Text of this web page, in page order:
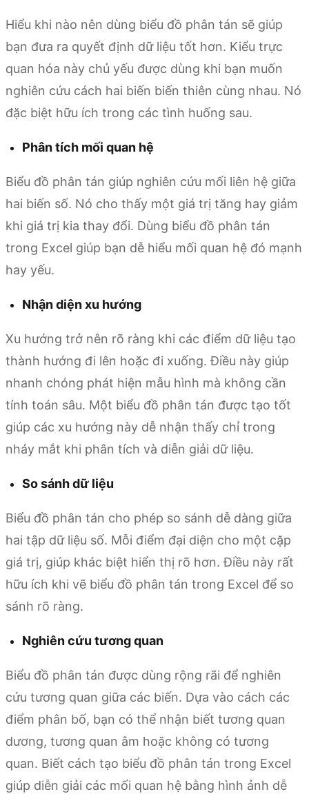
Hiểu khi nào nên dùng biểu đồ phân tán sẽ giúp
bạn đưa ra quyết định dữ liệu tốt hơn. Kiểu trực
quan hóa này chủ yếu được dùng khi bạn muốn
nghiên cứu cách hai biến biến thiên cùng nhau. Nó
đặc biệt hữu ích trong các tình huống sau.
Phân tích mối quan hệ
Biểu đồ phân tán giúp nghiên cứu mối liên hệ giữa
hai biến số. Nó cho thấy một giá trị tăng hay giảm
khi giá trị kia thay đổi. Dùng biểu đồ phân tán
trong Excel giúp bạn dễ hiểu mối quan hệ đó mạnh
hay yếu.
Nhận diện xu hướng
Xu hướng trở nên rõ ràng khi các điểm dữ liệu tạo
thành hướng đi lên hoặc đi xuống. Điều này giúp
nhanh chóng phát hiện mẫu hình mà không cần
tính toán sâu. Một biểu đồ phân tán được tạo tốt
giúp các xu hướng này dễ nhận thấy chỉ trong
nháy mắt khi phân tích và diễn giải dữ liệu.
So sánh dữ liệu
Biểu đồ phân tán cho phép so sánh dễ dàng giữa
hai tập dữ liệu số. Mỗi điểm đại diện cho một cặp
giá trị, giúp khác biệt hiển thị rõ hơn. Điều này rất
hữu ích khi vẽ biểu đồ phân tán trong Excel để so
sánh rõ ràng.
Nghiên cứu tương quan
Biểu đồ phân tán được dùng rộng rãi để nghiên
cứu tương quan giữa các biến. Dựa vào cách các
điểm phân bố, bạn có thể nhận biết tương quan
dương, tương quan âm hoặc không có tương
quan. Biết cách tạo biểu đồ phân tán trong Excel
giúp diễn giải các mối quan hệ bằng hình ảnh dễ